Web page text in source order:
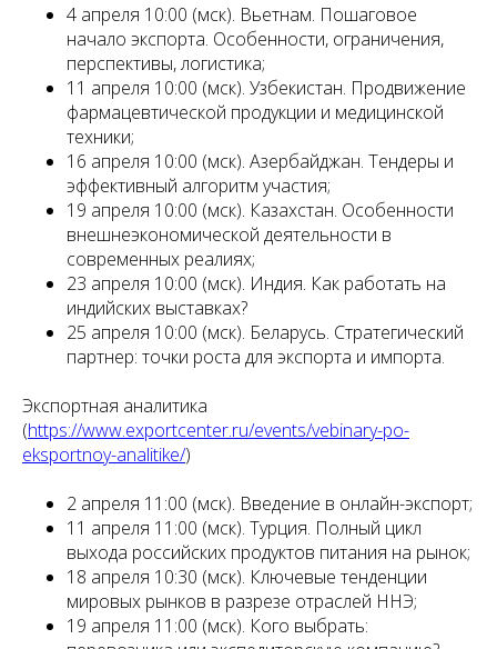
4 апреля 10:00 (мск). Вьетнам. Пошаговое
начало экспорта. Особенности, ограничения,
перспективы, логистика;
11 апреля 10:00 (мск). Узбекистан. Продвижение
фармацевтической продукции и медицинской
техники;
16 апреля 10:00 (мск). Азербайджан. Тендеры и
эффективный алгоритм участия;
19 апреля 10:00 (мск). Казахстан. Особенности
внешнеэкономической деятельности в
современных реалиях;
23 апреля 10:00 (мск). Индия. Как работать на
индийских выставках?
25 апреля 10:00 (мск). Беларусь. Стратегический
партнер: точки роста для экспорта и импорта.
Экспортная аналитика
(https://www.exportcenter.ru/events/vebinary-po-
eksportnoy-analitike/)
2 апреля 11:00 (мск). Введение в онлайн-экспорт;
11 апреля 11:00 (мск). Турция. Полный цикл
выхода российских продуктов питания на рынок;
18 апреля 10:30 (мск). Ключевые тенденции
мировых рынков в разрезе отраслей ННЭ;
19 апреля 11:00 (мск). Кого выбрать: